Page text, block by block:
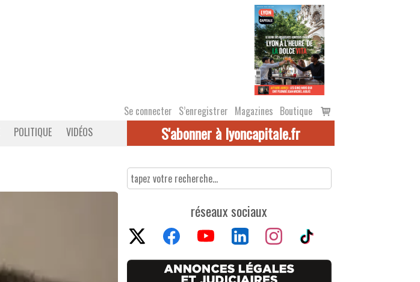
Se connecter S’enregistrer Magazines Boutique
Voir
le
POLITIQUE VIDÉOS S'abonner à lyoncapitale.fr
réseaux sociaux